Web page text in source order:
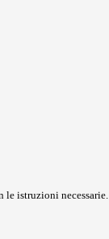
le istruzioni necessarie.